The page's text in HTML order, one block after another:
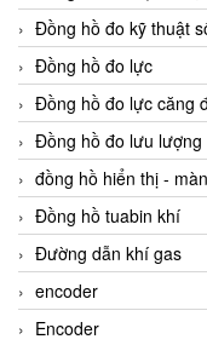
Đồng hồ đo kỹ thuật
Đồng hồ đo lực
Đồng hồ đo lực căng
Đồng hồ đo lưu lượng
đồng hồ hiển thị -
Đồng hồ tuabin khí
Đường dẫn khí gas
encoder
Encoder